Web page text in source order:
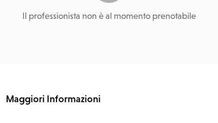
Il professionista non è al momento prenotabile
Maggiori Informazioni